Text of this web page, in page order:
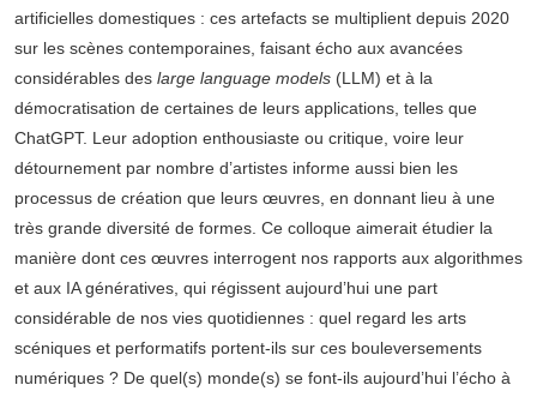
artificielles domestiques : ces artefacts se multiplient depuis 2020
sur les scènes contemporaines, faisant écho aux avancées
considérables des large language models (LLM) et à la
démocratisation de certaines de leurs applications, telles que
ChatGPT. Leur adoption enthousiaste ou critique, voire leur
détournement par nombre d’artistes informe aussi bien les
processus de création que leurs œuvres, en donnant lieu à une
très grande diversité de formes. Ce colloque aimerait étudier la
manière dont ces œuvres interrogent nos rapports aux algorithmes
et aux IA génératives, qui régissent aujourd’hui une part
considérable de nos vies quotidiennes : quel regard les arts
scéniques et performatifs portent-ils sur ces bouleversements
numériques ? De quel(s) monde(s) se font-ils aujourd’hui l’écho à